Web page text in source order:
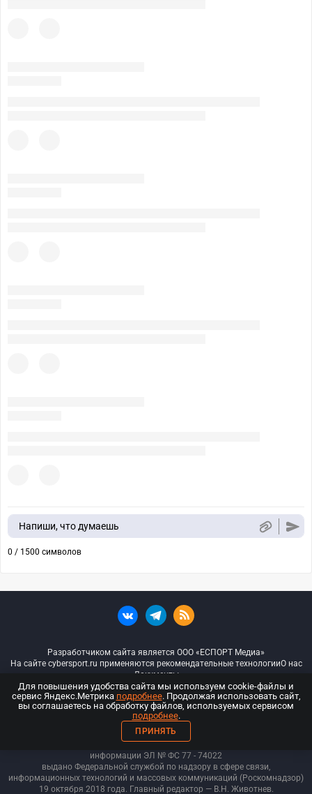
Напиши, что думаешь
0 / 1500 символов
Разработчиком сайта является ООО «ЕСПОРТ Медиа»
На сайте cybersport.ru применяются рекомендательные технологииО нас
Документы
© ООО «Киберспорт.ру» — Все права защищены
18+
ООО «Киберспорт.ру». Свидетельство о регистрации средств массовой
информации ЭЛ № ФС 77 - 74022
выдано Федеральной службой по надзору в сфере связи,
информационных технологий и массовых коммуникаций (Роскомнадзор)
19 октября 2018 года. Главный редактор — В.Н. Животнев.
Для повышения удобства сайта мы используем cookie-файлы и
сервис Яндекс.Метрика подробнее. Продолжая использовать сайт,
вы соглашаетесь на обработку файлов, используемых сервисом
подробнее.
ПРИНЯТЬ